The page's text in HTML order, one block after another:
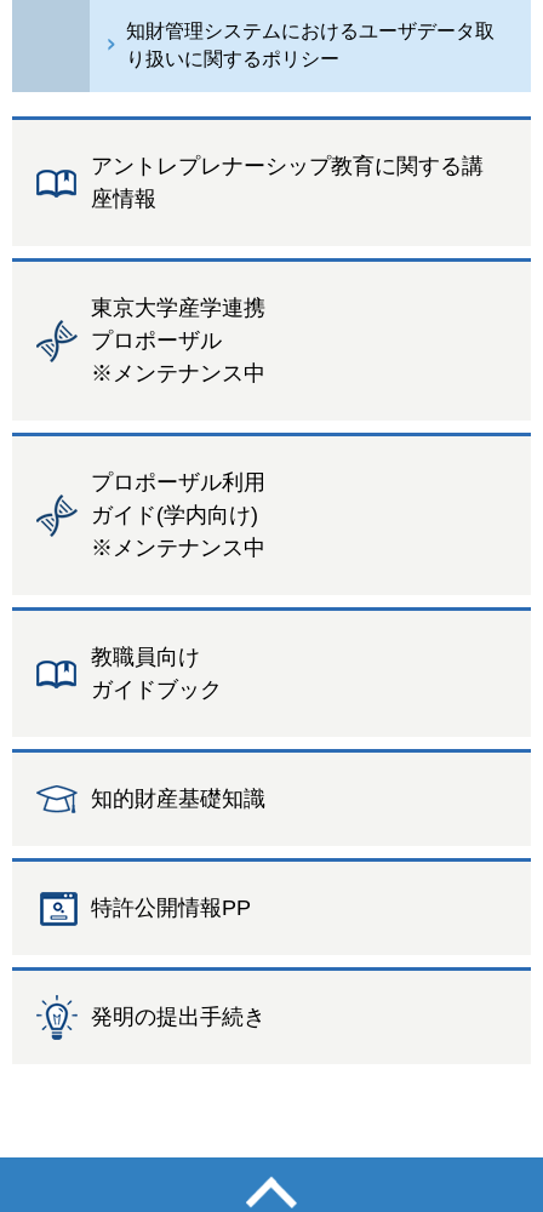
知財管理システムにおけるユーザデータ取
り扱いに関するポリシー
アントレプレナーシップ教育に関する講
座情報
東京大学産学連携
プロポーザル
※メンテナンス中
プロポーザル利用
ガイド(学内向け)
※メンテナンス中
教職員向け
ガイドブック
知的財産基礎知識
特許公開情報PP
発明の提出手続き